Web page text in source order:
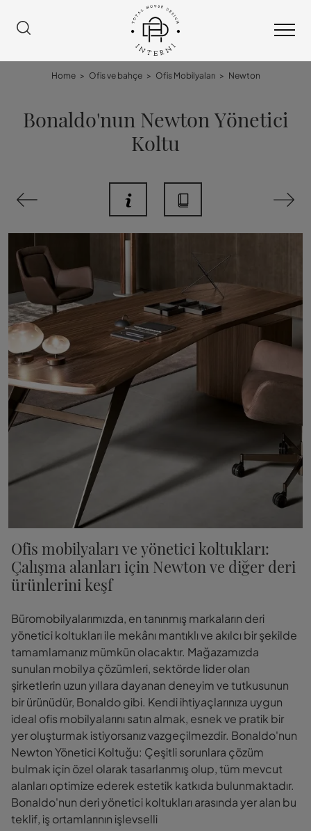
Home > Ofis ve bahçe > Ofis Mobilyaları > Newton
Bonaldo'nun Newton Yönetici
Koltu
Ofis mobilyaları ve yönetici koltukları:
Çalışma alanları için Newton ve diğer deri
ürünlerini keşf
Büromobilyalarımızda, en tanınmış markaların deri
yönetici koltukları ile mekânı mantıklı ve akılcı bir şekilde
tamamlamanız mümkün olacaktır. Mağazamızda
sunulan mobilya çözümleri, sektörde lider olan
şirketlerin uzun yıllara dayanan deneyim ve tutkusunun
bir ürünüdür, Bonaldo gibi. Kendi ihtiyaçlarınıza uygun
ideal ofis mobilyalarını satın almak, esnek ve pratik bir
yer oluşturmak istiyorsanız vazgeçilmezdir. Bonaldo'nun
Newton Yönetici Koltuğu: Çeşitli sorunlara çözüm
bulmak için özel olarak tasarlanmış olup, tüm mevcut
alanları optimize ederek estetik katkıda bulunmaktadır.
Bonaldo'nun deri yönetici koltukları arasında yer alan bu
teklif, iş ortamlarının işlevselli